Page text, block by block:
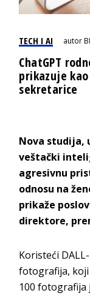
TECH I AI autor
ChatGPT
prikazuje
sekretarice
Nova studija,
veštački
agresivnu
odnosu na
prikaže
direktore,
Koristeći
fotografija, koji
100 fotografija